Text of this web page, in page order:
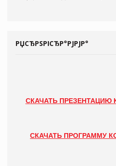
РЏСЂРЅРІСЂР°РЈРЈР°
СКАЧАТЬ ПРЕЗЕНТАЦИЮ
СКАЧАТЬ ПРОГРАММУ